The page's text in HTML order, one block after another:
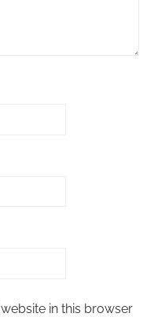
in this browser